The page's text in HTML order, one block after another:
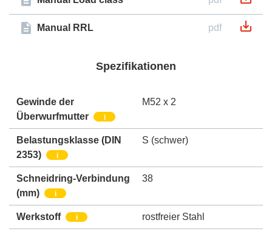
Manual RRL pdf
Spezifikationen
Gewinde der
Überwurfmutter
i
M52 x 2
Belastungsklasse (DIN
2353)
i
S (schwer)
Schneidring-Verbindung
(mm)
i
38
Werkstoff i rostfreier Stahl